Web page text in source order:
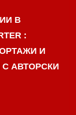
В
:
И
АВТОРСКИ